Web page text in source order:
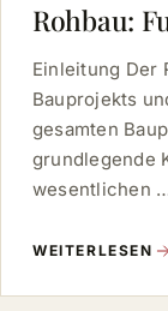
Rohbau:
Einleitung Der
Bauprojekts
gesamten
grundlegende
wesentlichen
WEITERLESEN